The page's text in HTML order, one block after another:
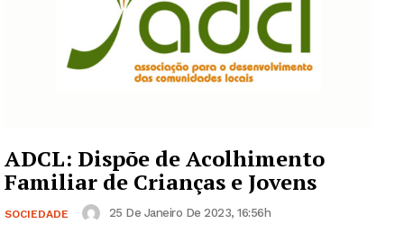
ADCL: Dispõe de Acolhimento
Familiar de Crianças e Jovens
SOCIEDADE 25 De Janeiro De 2023, 16:56h